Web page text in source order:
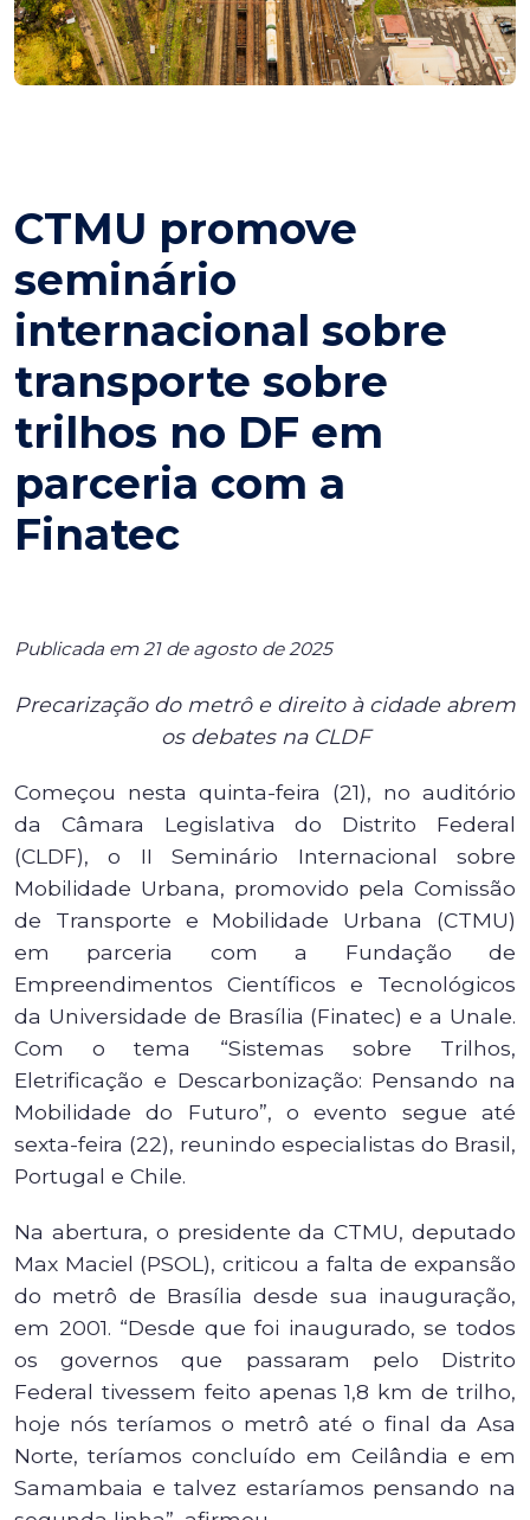
CTMU promove
seminário
internacional sobre
transporte sobre
trilhos no DF em
parceria com a
Finatec
Publicada em 21 de agosto de 2025
Precarização do metrô e direito à cidade abrem
os debates na CLDF
Começou nesta quinta-feira (21), no auditório
da Câmara Legislativa do Distrito Federal
(CLDF), o II Seminário Internacional sobre
Mobilidade Urbana, promovido pela Comissão
de Transporte e Mobilidade Urbana (CTMU)
em parceria com a Fundação de
Empreendimentos Científicos e Tecnológicos
da Universidade de Brasília (Finatec) e a Unale.
Com o tema “Sistemas sobre Trilhos,
Eletrificação e Descarbonização: Pensando na
Mobilidade do Futuro”, o evento segue até
sexta-feira (22), reunindo especialistas do Brasil,
Portugal e Chile.
Na abertura, o presidente da CTMU, deputado
Max Maciel (PSOL), criticou a falta de expansão
do metrô de Brasília desde sua inauguração,
em 2001. “Desde que foi inaugurado, se todos
os governos que passaram pelo Distrito
Federal tivessem feito apenas 1,8 km de trilho,
hoje nós teríamos o metrô até o final da Asa
Norte, teríamos concluído em Ceilândia e em
Samambaia e talvez estaríamos pensando na